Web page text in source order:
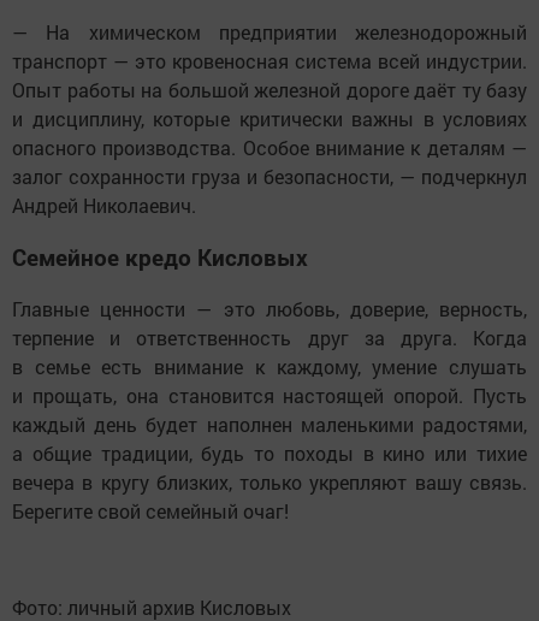
— На химическом предприятии железнодорожный
транспорт — это кровеносная система всей индустрии.
Опыт работы на большой железной дороге даёт ту базу
и дисциплину, которые критически важны в условиях
опасного производства. Особое внимание к деталям —
залог сохранности груза и безопасности, — подчеркнул
Андрей Николаевич.
Семейное кредо Кисловых
Главные ценности — это любовь, доверие, верность,
терпение и ответственность друг за друга. Когда
в семье есть внимание к каждому, умение слушать
и прощать, она становится настоящей опорой. Пусть
каждый день будет наполнен маленькими радостями,
а общие традиции, будь то походы в кино или тихие
вечера в кругу близких, только укрепляют вашу связь.
Берегите свой семейный очаг!
Фото: личный архив Кисловых